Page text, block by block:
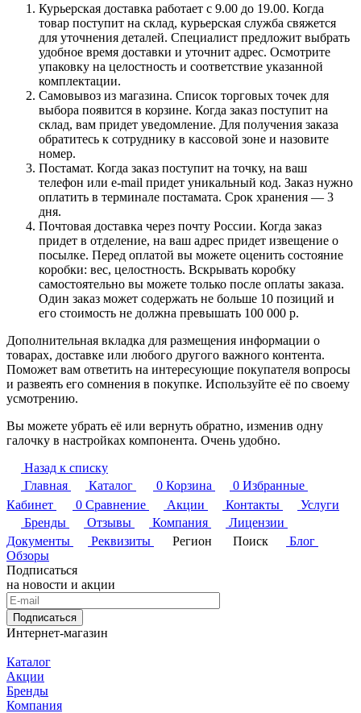
Курьерская доставка работает с 9.00 до 19.00. Когда
товар поступит на склад, курьерская служба свяжется
для уточнения деталей. Специалист предложит выбрать
удобное время доставки и уточнит адрес. Осмотрите
упаковку на целостность и соответствие указанной
комплектации.
Самовывоз из магазина. Список торговых точек для
выбора появится в корзине. Когда заказ поступит на
склад, вам придет уведомление. Для получения заказа
обратитесь к сотруднику в кассовой зоне и назовите
номер.
Постамат. Когда заказ поступит на точку, на ваш
телефон или e-mail придет уникальный код. Заказ нужно
оплатить в терминале постамата. Срок хранения — 3
дня.
Почтовая доставка через почту России. Когда заказ
придет в отделение, на ваш адрес придет извещение о
посылке. Перед оплатой вы можете оценить состояние
коробки: вес, целостность. Вскрывать коробку
самостоятельно вы можете только после оплаты заказа.
Один заказ может содержать не больше 10 позиций и
его стоимость не должна превышать 100 000 р.
Дополнительная вкладка для размещения информации о
товарах, доставке или любого другого важного контента.
Поможет вам ответить на интересующие покупателя вопросы
и развеять его сомнения в покупке. Используйте её по своему
усмотрению.
Вы можете убрать её или вернуть обратно, изменив одну
галочку в настройках компонента. Очень удобно.
Назад к списку
Главная
Каталог 0 Корзина 0 Избранные
Кабинет
0 Сравнение Акции Контакты
Услуги
Бренды
Отзывы Компания
Лицензии
Документы
Реквизиты Регион Поиск
Блог
Обзоры
Подписаться
на новости и акции
Подписаться
Интернет-магазин
Каталог
Акции
Бренды
Компания